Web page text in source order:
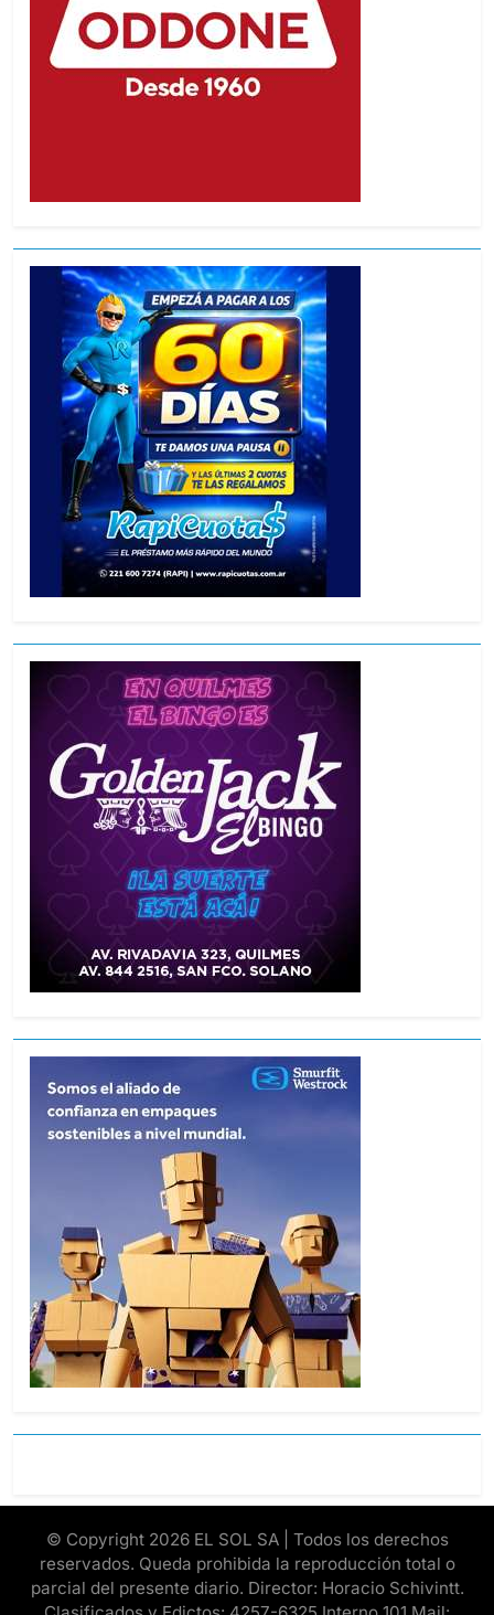
© Copyright 2026 EL SOL SA | Todos los derechos
reservados. Queda prohibida la reproducción total o
parcial del presente diario. Director: Horacio Schivintt.